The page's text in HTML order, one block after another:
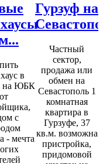
в
на ЮБК
от
с
- мечта
Гурзуф на
Частный
сектор,
продажа или
обмен на
Севастополь 1
комнатная
квартира в
Гурзуфе, 37
кв.м. возможна
пристройка,
придомовой